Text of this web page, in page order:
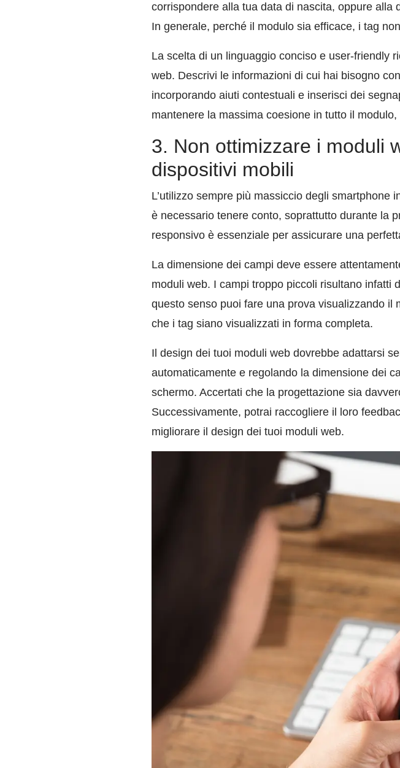
corrispondere alla tua data di nascita, oppure
In generale, perché il modulo sia efficace, i tag
La scelta di un linguaggio conciso e user-friendly
web. Descrivi le informazioni di cui hai bisogno
incorporando aiuti contestuali e inserisci dei
mantenere la massima coesione in tutto il
3. Non ottimizzare i moduli
dispositivi mobili
L’utilizzo sempre più massiccio degli
è necessario tenere conto, soprattutto durante la
responsivo è essenziale per assicurare una
La dimensione dei campi deve essere
moduli web. I campi troppo piccoli risultano infatti
questo senso puoi fare una prova visualizzando
che i tag siano visualizzati in forma completa.
Il design dei tuoi moduli web dovrebbe adattarsi
automaticamente e regolando la dimensione dei
schermo. Accertati che la progettazione sia
Successivamente, potrai raccogliere il loro
migliorare il design dei tuoi moduli web.